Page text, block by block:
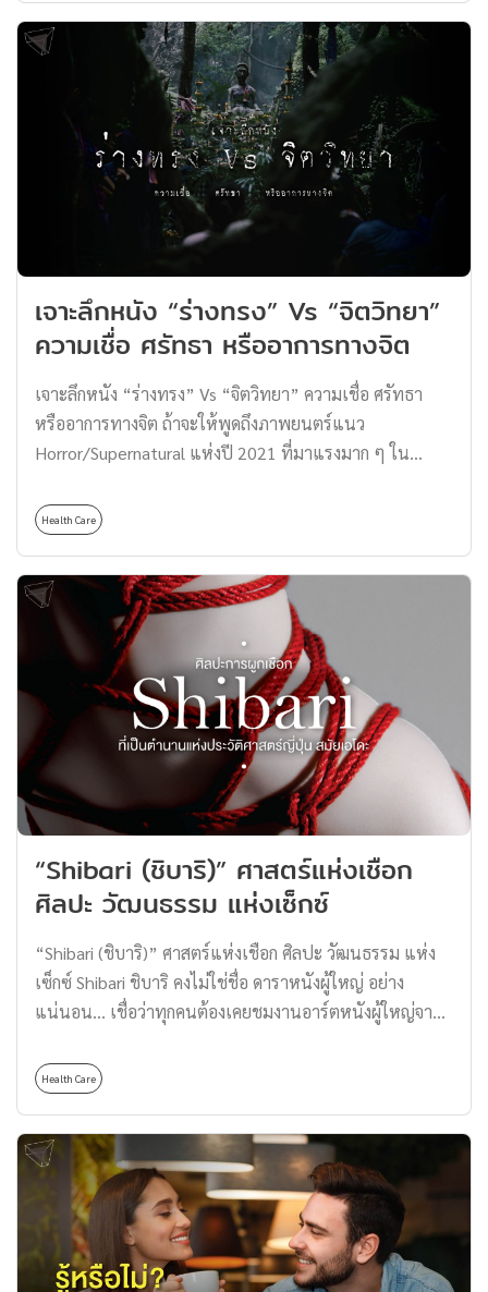
กาแฟเพียวแบบดั้งเดิม รสนิยมกาแฟฝั่งอเมริกา กาแฟมี
ความหอมละมุน รสชาติเบา ซึ่งส่วนประกอบใหญ่ในสูตรของ
กาแฟจะมาจากน้ำ และนม ที่ผสมกันอย่างลงตัว โดยวันนี้ทาง
Thomas Thailand จะมาพาทำให้ความรู้จักกับ Americano
(อเมริกาโน่) ให้มากขึ้น ต้นกำเนิดของ Americano การ
ประชดประชันที่กลายเป็นตำนาน ซึ่งจากที่เกริ่นมาแน่นอน
ว่ากาแฟทุกแขนงมีต้นกำเนิดมาจาก Espresso กาแฟ
สัญชาติยุโรป ในประเทศอิตาลี มีประวัติความอร่อยที่เราได้
มาเจาะลึกกันไปแล้ว ส่วนวันนี้เราจะมาพูดถึง Americano
(อเมริกาโน่) ซึ่งก็มีต้นกำเนิดมาจาก Espresso ที่เกิดจาก
รสนิยมทางกาแฟของชาวอเมริกันที่คิดว่า Espresso มี
รสชาติที่เข้มข้นจนเกินไป ความขมนำที่ไม่ถูกปาก โดน
ด้วยความเจ็บแสบ โดยการใส่น้ำร้อนลงไป ทำให้รสชาติอ่อน
ลง ความเข้มข้นเจือจาง เหมือนการประชดแล้วเรียกกาแฟ
ชนิดนี้ว่า […]
เจาะลึกหนัง “ร่างทรง” Vs “จิตวิทยา”
ความเชื่อ ศรัทธา หรืออาการทางจิต
เจาะลึกหนัง “ร่างทรง” Vs “จิตวิทยา” ความเชื่อ ศรัทธา
หรืออาการทางจิต ถ้าจะให้พูดถึงภาพยนตร์แนว
Horror/Supernatural แห่งปี 2021 ที่มาแรงมาก ๆ ใน
เรื่อง ‘ร่างทรง’ อย่างแน่นอน ซึ่งเป็นภาพยนตร์ที่มีกระแส
ตอบรับดีเป็นอย่างมาก ภาพยนตร์เรื่อง ‘ร่างทรง’ ขึ้นแท่น
เข้าชิงรางวัล Oscar อีกด้วย โดยเรื่องนี้เป็นความภาคภูมิใจ
ของวงการภาพยนตร์ไทยที่กำกับโดย คุณโต้ง บรรจง และยัง
รวมทั้ง นา – ฮงจิน โปรดิวเซอร์ชื่อดังจากประเทศเกาหลีที่มา
ร่วมกันรังสรรค์ภาพยนตร์เรื่องนี้ออกมาได้อย่างลงตัว สร้าง
ความหลอนได้อย่างเข้มข้น จนคอหนังผีต้องร้องเป็นเสียง
เดียวกันว่าน่ากลัวสุด ๆ ยิ่งคอหนังผีชาวไทยยิ่งอินไปกับ
บรรยากาศ วัฒนธรรม ที่คุ้นเคยและพบเห็นกันได้อยู่บ่อยครั้ง
‘ร่างทรง’ เดินเรื่องไปในแนวของ Mockumentary (การเล่า
เรื่องคล้ายแนว Documentary แต่ต่างกันที่เนื้อเรื่องจะถูก
แต่งขึ้นมา) ทำให้บรรยากาศ การเล่าเรื่องที่หยิบยกขึ้นมาเข้า
ถึงคนดูได้ง่ายมาก ๆ อีกทั้งอย่างที่กล่าวไปข้างต้น ถ้ายิ่งเป็น
คนไทยที่ดูภาพยนตร์เรื่องนี้แล้วนั้นจะอินเอามาก ๆ ด้วย
ว่าเหมือนหลุดไปอยู่ในหนังเรื่องนี้จริง ๆ ซึ่งทาง […]
Health Care
“Shibari (ชิบาริ)” ศาสตร์แห่งเชือก
ศิลปะ วัฒนธรรม แห่งเซ็กซ์
“Shibari (ชิบาริ)” ศาสตร์แห่งเชือก ศิลปะ วัฒนธรรม แห่ง
เซ็กซ์ Shibari ชิบาริ คงไม่ใช่ชื่อ ดาราหนังผู้ใหญ่ อย่าง
แน่นอน… เชื่อว่าทุกคนต้องเคยชมงานอาร์ตหนังผู้ใหญ่จาก
ฉากในหนังเหล่านี้จะมีการมัดเชือกไว้พันธนาการเหล่า
นางเอกสาว ก่อนจะเข้าฉากโรแมนติก บรรเลงเพลงรักกัน
อย่างเมามันส์ รู้หรือไม่ว่า…การมัดเชือกก่อนมีเพศสัมพันธ์
ไม่ใช่แค่การกระทำที่เกิดขึ้นจากบทละครเท่านั้น การ
พันธนาการเหล่านี้ยังเกิดเป็นรสนิยม มีคนชื่นชอบพฤติกรรม
การบรรเลงเพลงรักด้วยการโดนมัดเชือกอยู่มากเลยทีเดียว
จนการมัดเชือกเหล่านี้มีชื่อเรียกเป็นของตัวเอง และถูกขนาน
นามว่า “Shibari ชิบาริ” “Shibari ชิบาริ” คืออะไร… ใน
Health Care